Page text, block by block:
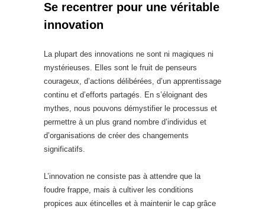
Se recentrer pour une véritable
innovation
La plupart des innovations ne sont ni magiques ni
mystérieuses. Elles sont le fruit de penseurs
courageux, d’actions délibérées, d’un apprentissage
continu et d’efforts partagés. En s’éloignant des
mythes, nous pouvons démystifier le processus et
permettre à un plus grand nombre d’individus et
d’organisations de créer des changements
significatifs.
L’innovation ne consiste pas à attendre que la
foudre frappe, mais à cultiver les conditions
propices aux étincelles et à maintenir le cap grâce